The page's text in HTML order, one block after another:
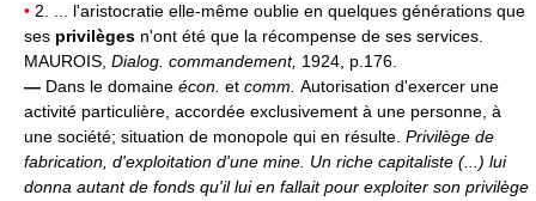
• 2. ... l'aristocratie elle-même oublie en quelques générations que
ses privilèges n'ont été que la récompense de ses services.
MAUROIS, Dialog. commandement, 1924, p.176.
— Dans le domaine écon. et comm. Autorisation d'exercer une
activité particulière, accordée exclusivement à une personne, à
une société; situation de monopole qui en résulte. Privilège de
fabrication, d'exploitation d'une mine. Un riche capitaliste (...) lui
donna autant de fonds qu'il lui en fallait pour exploiter son privilège